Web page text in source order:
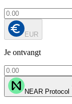
EUR
Je ontvangt
NEAR Protocol